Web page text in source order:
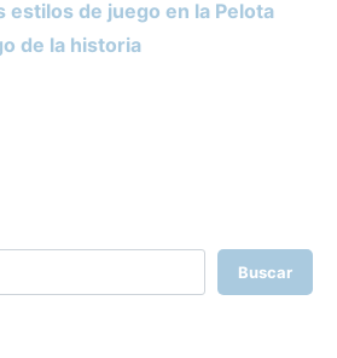
estilos de juego en la Pelota
de la historia
Buscar